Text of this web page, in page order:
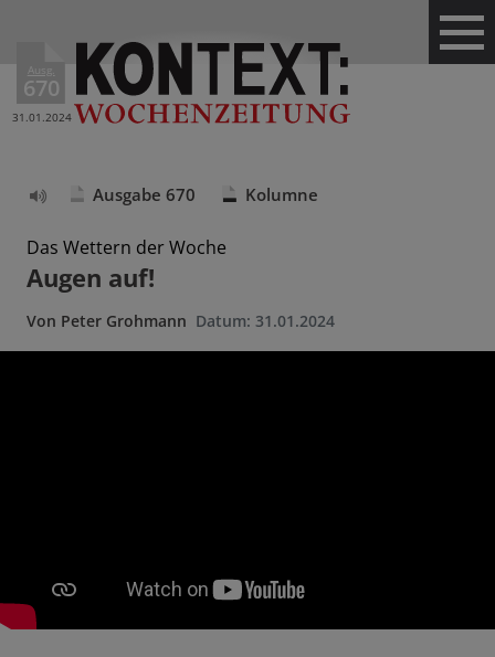
Ausg.
670
31.01.2024
vorlesen
Ausgabe 670 Kolumne
Das Wettern der Woche
Augen auf!
Von Peter Grohmann Datum: 31.01.2024